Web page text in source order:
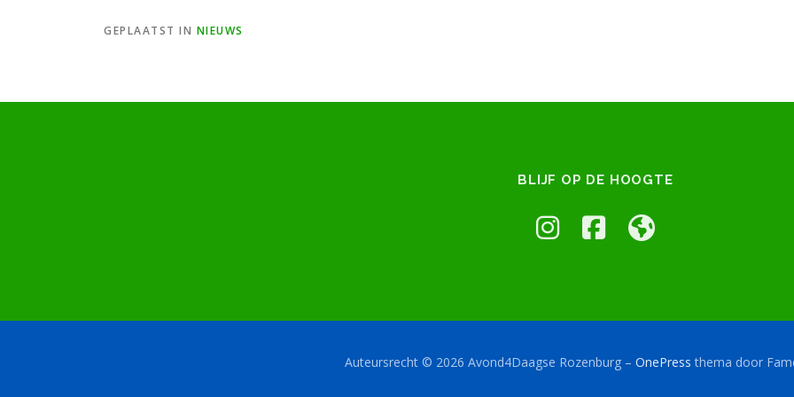
GEPLAATST IN NIEUWS
BLIJF OP DE HOOGTE
Auteursrecht © 2026 Avond4Daagse Rozenburg – OnePress thema door